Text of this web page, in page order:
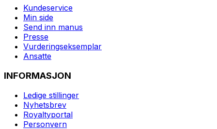
Kundeservice
Min side
Send inn manus
Presse
Vurderingseksemplar
Ansatte
INFORMASJON
Ledige stillinger
Nyhetsbrev
Royaltyportal
Personvern